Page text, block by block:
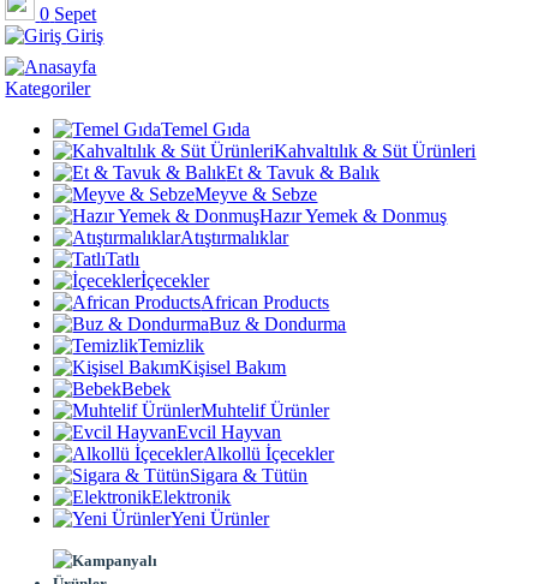
0 Sepet
Giriş
Kategoriler
Temel Gıda
Kahvaltılık & Süt Ürünleri
Et & Tavuk & Balık
Meyve & Sebze
Hazır Yemek & Donmuş
Atıştırmalıklar
Tatlı
İçecekler
African Products
Buz & Dondurma
Temizlik
Kişisel Bakım
Bebek
Muhtelif Ürünler
Evcil Hayvan
Alkollü İçecekler
Sigara & Tütün
Elektronik
Yeni Ürünler